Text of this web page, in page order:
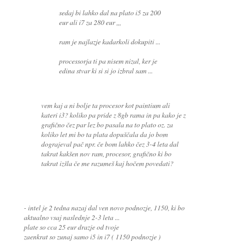
sedaj bi lahko dal na plato i5 za 200
eur ali i7 za 280 eur ,,,
ram je najlazje kadarkoli dokupiti ...
processorja ti pa nisem nizal, ker je
edina stvar ki si si jo izbral sam ...
vem kaj a ni bolje ta procesor kot paintium ali
kateri i3? koliko pa pride z 8gb rama in pa kako je z
grafično čez par lez bo pasala na to plato oz. za
koliko let mi bo ta plata dopuščala da jo bom
dograjeval pač npr. če bom lahko čez 3-4 leta dal
takrat kakšen nov ram, procesor, grafično ki bo
takrat izšla če me razumeš kaj hočem povedati?
- intel je 2 tedna nazaj dal ven novo podnozje, 1150, ki bo
aktualno vsaj naslednje 2-3 leta ...
plate so cca 25 eur drazje od tvoje
zaenkrat so zunaj samo i5 in i7 ( 1150 podnozje )